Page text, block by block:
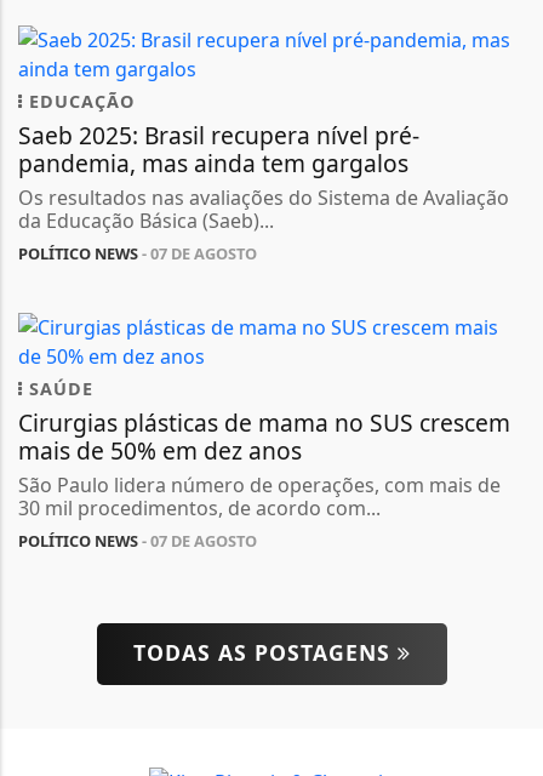
EDUCAÇÃO
Saeb 2025: Brasil recupera nível pré-
pandemia, mas ainda tem gargalos
Os resultados nas avaliações do Sistema de Avaliação
da Educação Básica (Saeb)...
POLÍTICO NEWS- 07 DE AGOSTO
SAÚDE
Cirurgias plásticas de mama no SUS crescem
mais de 50% em dez anos
São Paulo lidera número de operações, com mais de
30 mil procedimentos, de acordo com...
POLÍTICO NEWS- 07 DE AGOSTO
TODAS AS POSTAGENS